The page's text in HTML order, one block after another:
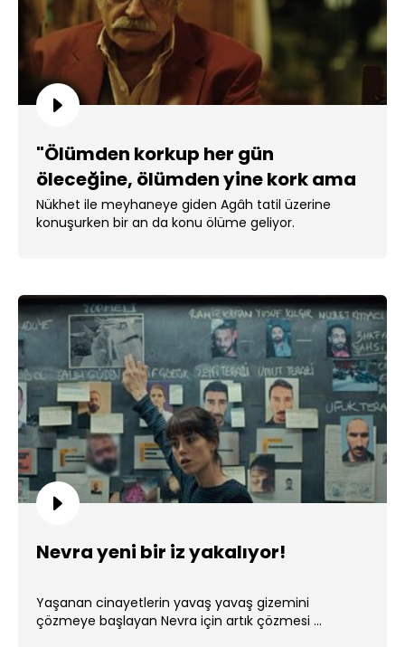
"Ölümden korkup her gün
öleceğine, ölümden yine kork ama
her gün yaşa…"
Nükhet ile meyhaneye giden Agâh tatil üzerine
konuşurken bir an da konu ölüme geliyor.
Nevra yeni bir iz yakalıyor!
Yaşanan cinayetlerin yavaş yavaş gizemini
çözmeye başlayan Nevra için artık çözmesi ...